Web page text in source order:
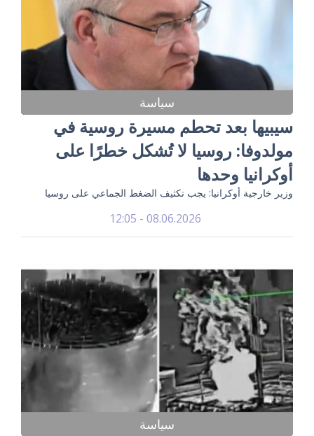
سياسة
سيبيها بعد تحطم مسيرة روسية في
مولدوفا: روسيا لا تُشكل خطرًا على
أوكرانيا وحدها
وزير خارجية أوكرانيا: يجب تكثيف الضغط الجماعي على روسيا
08.06.2026 - 12:05
سياسة